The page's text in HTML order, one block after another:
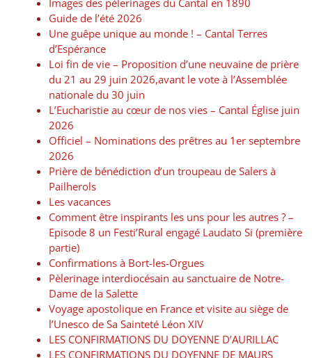
Guide de l’été 2026
Une guêpe unique au monde ! – Cantal Terres
d’Espérance
Loi fin de vie – Proposition d’une neuvaine de prière
du 21 au 29 juin 2026,avant le vote à l’Assemblée
nationale du 30 juin
L’Eucharistie au cœur de nos vies – Cantal Église juin
2026
Officiel – Nominations des prêtres au 1er septembre
2026
Prière de bénédiction d’un troupeau de Salers à
Pailherols
Les vacances
Comment être inspirants les uns pour les autres ? –
Episode 8 un Festi’Rural engagé Laudato Si (première
partie)
Confirmations à Bort-les-Orgues
Pèlerinage interdiocésain au sanctuaire de Notre-
Dame de la Salette
Voyage apostolique en France et visite au siège de
l’Unesco de Sa Sainteté Léon XIV
LES CONFIRMATIONS DU DOYENNE D’AURILLAC
LES CONFIRMATIONS DU DOYENNE DE MAURS